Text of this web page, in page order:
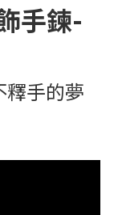
手鍊-
釋手的夢